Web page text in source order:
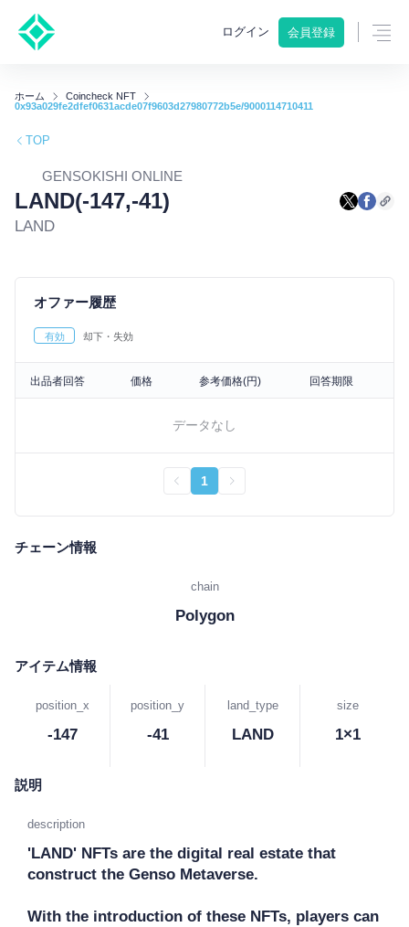
ログイン 会員登録
ホーム
Coincheck NFT
0x93a029fe2dfef0631acde07f9603d27980772b5e/9000114710411
TOP
GENSOKISHI ONLINE
LAND(-147,-41)
LAND
オファー履歴
有効 却下・失効
出品者回答 価格 参考価格(円) 回答期限
データなし
1
チェーン情報
chain
Polygon
アイテム情報
position_x
-147
position_y
-41
land_type
LAND
size
1×1
説明
description
'LAND' NFTs are the digital real estate that
construct the Genso Metaverse.
With the introduction of these NFTs, players can